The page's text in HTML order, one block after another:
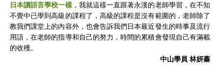
日本讀語言學校一樣，我就這樣一直跟著永漢的老師學習，在不知
不覺中已學到高級的課程了，高級的課程是沒有範圍的，老師除了
教我們課堂上的內容外，也會告訴我們日本最近發生的時事及流行
用語，在老師的指導和自己的努力，時間的累積會發現自己有滿載
的收穫。
中山學員 林妍蓁